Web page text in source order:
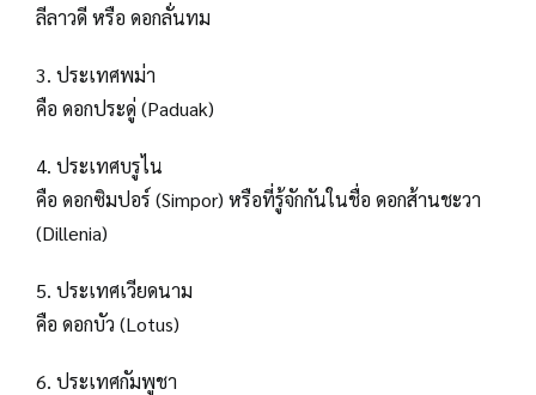
ลีลาวดี หรือ ดอกลั่นทม
3. ประเทศพม่า
คือ ดอกประดู่ (Paduak)
4. ประเทศบรูไน
คือ ดอกซิมปอร์ (Simpor) หรือที่รู้จักกันในชื่อ ดอกส้านชะวา
(Dillenia)
5. ประเทศเวียดนาม
คือ ดอกบัว (Lotus)
6. ประเทศกัมพูชา